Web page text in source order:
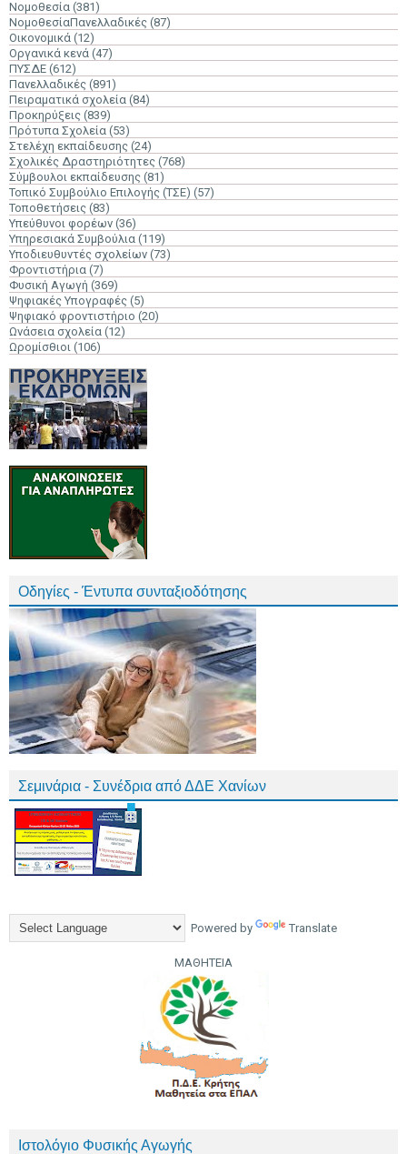
Νομοθεσία (381)
ΝομοθεσίαΠανελλαδικές (87)
Οικονομικά (12)
Οργανικά κενά (47)
ΠΥΣΔΕ (612)
Πανελλαδικές (891)
Πειραματικά σχολεία (84)
Προκηρύξεις (839)
Πρότυπα Σχολεία (53)
Στελέχη εκπαίδευσης (24)
Σχολικές Δραστηριότητες (768)
Σύμβουλοι εκπαίδευσης (81)
Τοπικό Συμβούλιο Επιλογής (ΤΣΕ) (57)
Τοποθετήσεις (83)
Υπεύθυνοι φορέων (36)
Υπηρεσιακά Συμβούλια (119)
Υποδιευθυντές σχολείων (73)
Φροντιστήρια (7)
Φυσική Αγωγή (369)
Ψηφιακές Υπογραφές (5)
Ψηφιακό φροντιστήριο (20)
Ωνάσεια σχολεία (12)
Ωρομίσθιοι (106)
Οδηγίες - Έντυπα συνταξιοδότησης
Σεμινάρια - Συνέδρια από ΔΔΕ Χανίων
Powered by Translate
ΜΑΘΗΤΕΙΑ
Ιστολόγιο Φυσικής Αγωγής